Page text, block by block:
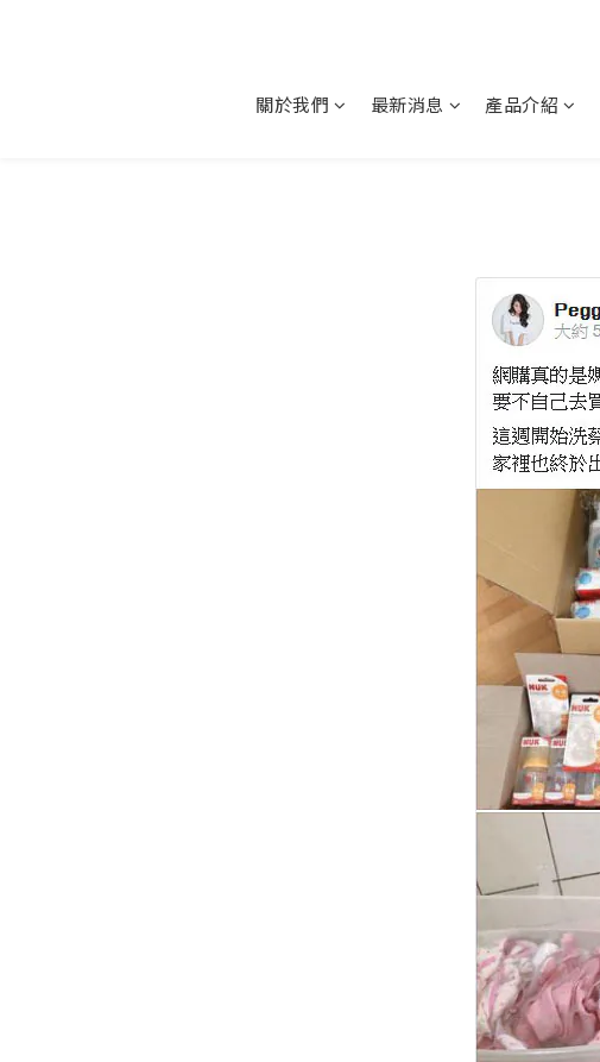
關於我們 最新消息 產品介紹